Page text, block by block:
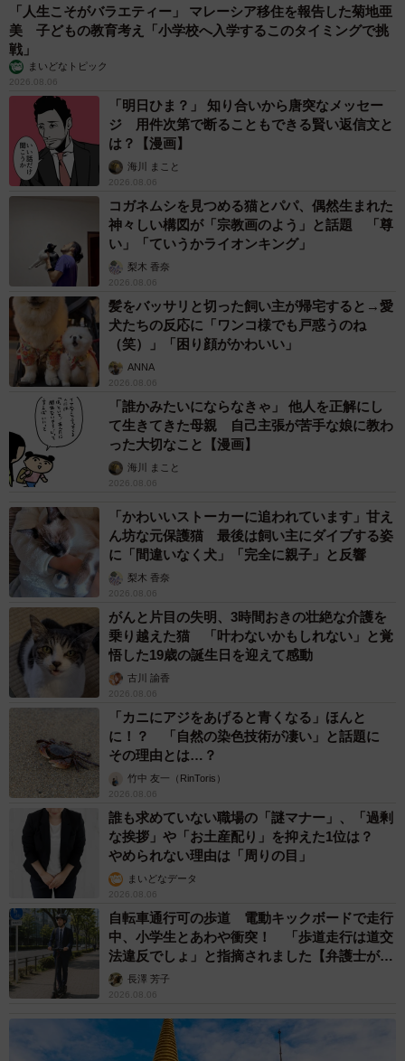
タイの電車の中で見た優先席のマーク 子ども、妊娠、けが
人、お年寄り… 一つだけ謎のものが！？「だから黄色なんで
すね」
中将 タカノリ
【物価高が直撃】お盆帰省「予定なし」が約半
数 新幹線・高速バスの「使い分け」が鮮明に
まいどなニュース情報部
2026.08.06
83歳父が骨折で入院 ３カ月の病院生活があま
りに退屈で「画用紙と色鉛筆持ってこい！」→
スケッチブックを見た家族が仰天「これ、売れ
2026.08.06
1歳息子が腕を亜脱臼 「奥さん、専業主婦な
のに」と夫の後輩から一言 母は泣きながら対
応し必死だった 何年もたった今もたまに思い
出し…
2026.08.06
子どもの学校外の学習時間が11年で2割減少
「家庭学習0分層」が約半数に達する深刻な実
態と広がる学習格差
2026.08.06
「事故物件」という言葉のイメージにとらわれ
能性」を閉ざさないために必要なこと
平藤 清刀
2026.08.06
東京・千代田区の中央線高架に心ない落書き
歴史ある昌平橋架道橋の被害に怒りの声 「何
も分かってないし、センスも古い」「罰則強化
して」中将 タカノリ
2026.08.06
もしかすると「下山ダッシュ」 リニア中央新
幹線の長野県駅 在来線との乗り継ぎなし→な
ら走れば間に合うんじゃない？ 惜しい位置関
「なんじゃこりゃ！」「ロボ？」大阪・梅田に